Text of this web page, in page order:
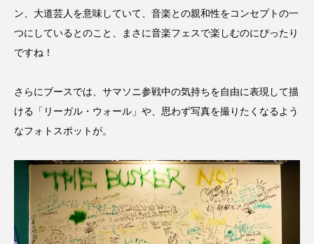
ン、大道芸人を意味していて、音楽との親和性をコンセプトの一
つにしているとのこと、まさに音楽フェスで楽しむのにぴったり
ですね！
さらにブースでは、サマソニ参戦中の気持ちを自由に表現して描
ける「リーガル・ウォール」や、思わず写真を撮りたくなるよう
なフォトスポットが。